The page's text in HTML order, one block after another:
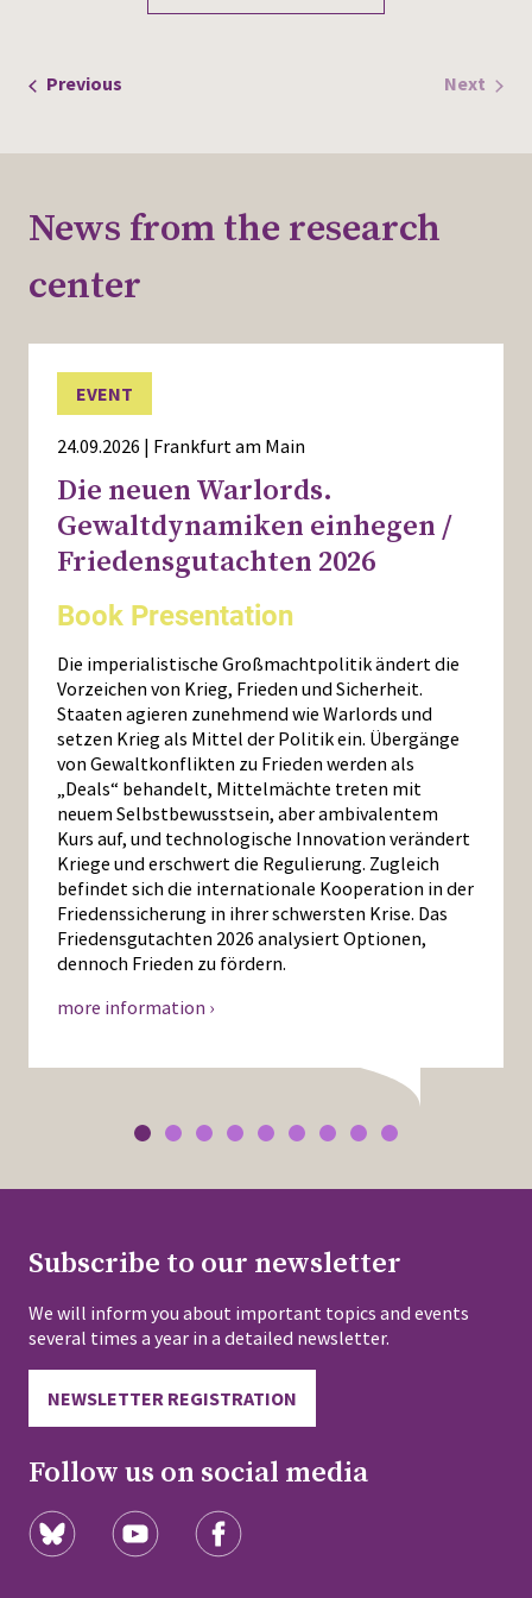
Previous
Next
News from the research
center
EVENT
24.09.2026 | Frankfurt am Main
Die neuen Warlords.
Gewaltdynamiken einhegen /
Friedensgutachten 2026
Book Presentation
Die imperialistische Großmachtpolitik ändert die
Vorzeichen von Krieg, Frieden und Sicherheit.
Staaten agieren zunehmend wie Warlords und
setzen Krieg als Mittel der Politik ein. Übergänge
von Gewaltkonflikten zu Frieden werden als
„Deals“ behandelt, Mittelmächte treten mit
neuem Selbstbewusstsein, aber ambivalentem
Kurs auf, und technologische Innovation verändert
Kriege und erschwert die Regulierung. Zugleich
befindet sich die internationale Kooperation in der
Friedenssicherung in ihrer schwersten Krise. Das
Friedensgutachten 2026 analysiert Optionen,
dennoch Frieden zu fördern.
more information ›
Subscribe to our newsletter
We will inform you about important topics and events
several times a year in a detailed newsletter.
NEWSLETTER REGISTRATION
Follow us on social media